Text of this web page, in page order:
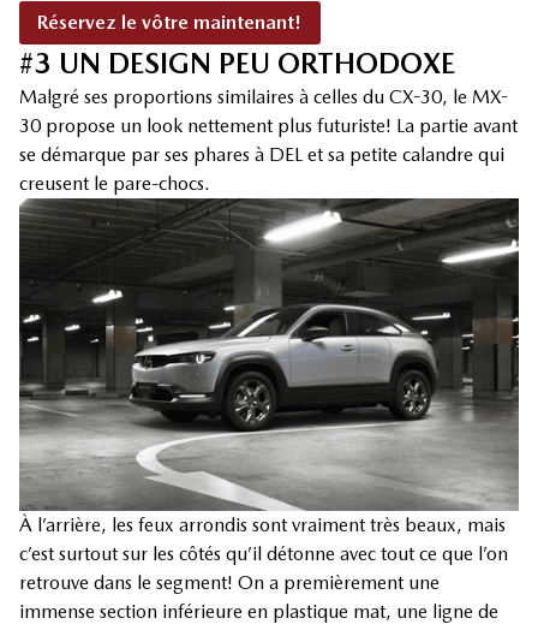
Réservez le vôtre maintenant!
#3 UN DESIGN PEU ORTHODOXE
Malgré ses proportions similaires à celles du CX-30, le MX-
30 propose un look nettement plus futuriste! La partie avant
se démarque par ses phares à DEL et sa petite calandre qui
creusent le pare-chocs.
À l’arrière, les feux arrondis sont vraiment très beaux, mais
c’est surtout sur les côtés qu’il détonne avec tout ce que l’on
retrouve dans le segment! On a premièrement une
immense section inférieure en plastique mat, une ligne de